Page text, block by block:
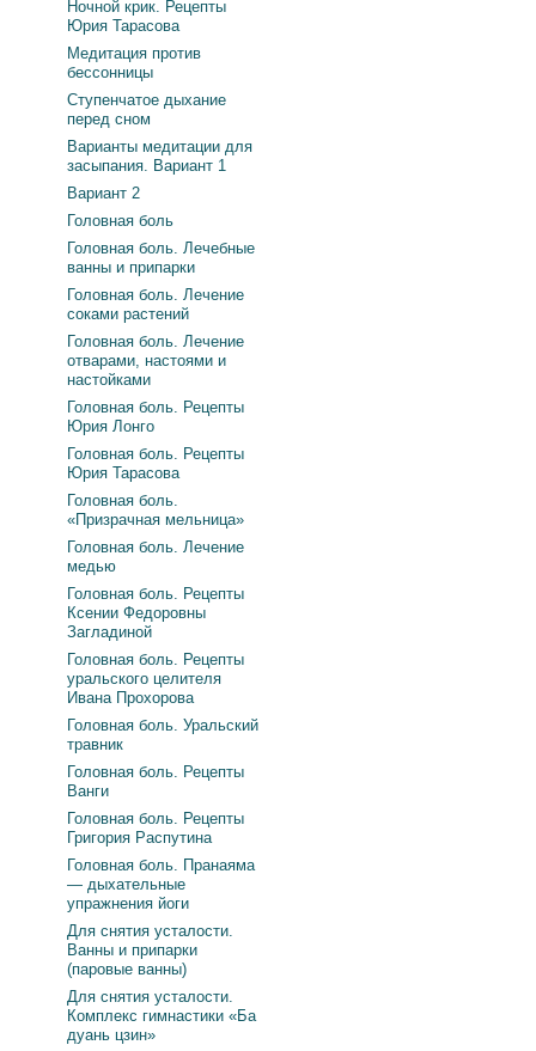
Ночной крик. Рецепты
Юрия Тарасова
Медитация против
бессонницы
Ступенчатое дыхание
перед сном
Варианты медитации для
засыпания. Вариант 1
Вариант 2
Головная боль
Головная боль. Лечебные
ванны и припарки
Головная боль. Лечение
соками растений
Головная боль. Лечение
отварами, настоями и
настойками
Головная боль. Рецепты
Юрия Лонго
Головная боль. Рецепты
Юрия Тарасова
Головная боль.
«Призрачная мельница»
Головная боль. Лечение
медью
Головная боль. Рецепты
Ксении Федоровны
Загладиной
Головная боль. Рецепты
уральского целителя
Ивана Прохорова
Головная боль. Уральский
травник
Головная боль. Рецепты
Ванги
Головная боль. Рецепты
Григория Распутина
Головная боль. Пранаяма
— дыхательные
упражнения йоги
Для снятия усталости.
Ванны и припарки
(паровые ванны)
Для снятия усталости.
Комплекс гимнастики «Ба
дуань цзин»